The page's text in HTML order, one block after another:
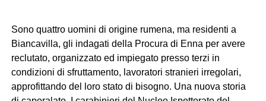
Sono quattro uomini di origine rumena, ma residenti a
Biancavilla, gli indagati della Procura di Enna per avere
reclutato, organizzato ed impiegato presso terzi in
condizioni di sfruttamento, lavoratori stranieri irregolari,
approfittando del loro stato di bisogno. Una nuova storia